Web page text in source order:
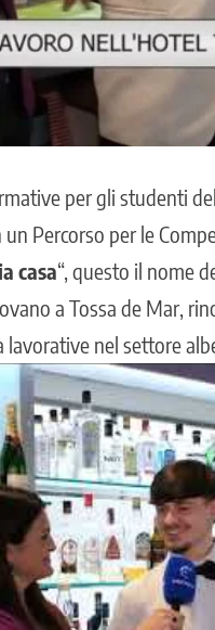
per gli studenti
Percorso per le
casa“, questo il nome
a Tossa de Mar,
nel settore